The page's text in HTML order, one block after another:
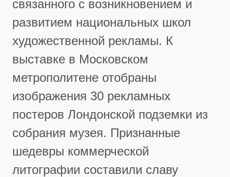
связанного с возникновением и
развитием национальных школ
художественной рекламы. К
выставке в Московском
метрополитене отобраны
изображения 30 рекламных
постеров Лондонской подземки из
собрания музея. Признанные
шедевры коммерческой
литографии составили славу